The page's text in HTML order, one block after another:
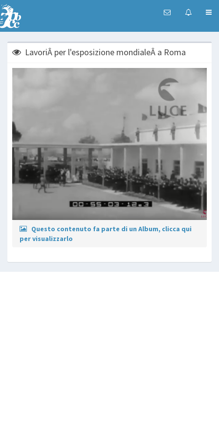
LavoriÂ per l'esposizione mondialeÂ a Roma
Questo contenuto fa parte di un Album, clicca qui
per visualizzarlo